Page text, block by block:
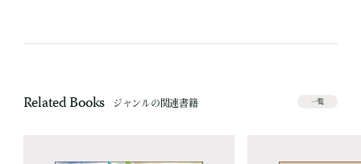
Related Books ジャンルの関連書籍 一覧